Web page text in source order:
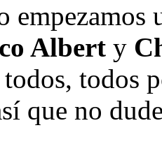
empezamos
Albert y
todos
que no